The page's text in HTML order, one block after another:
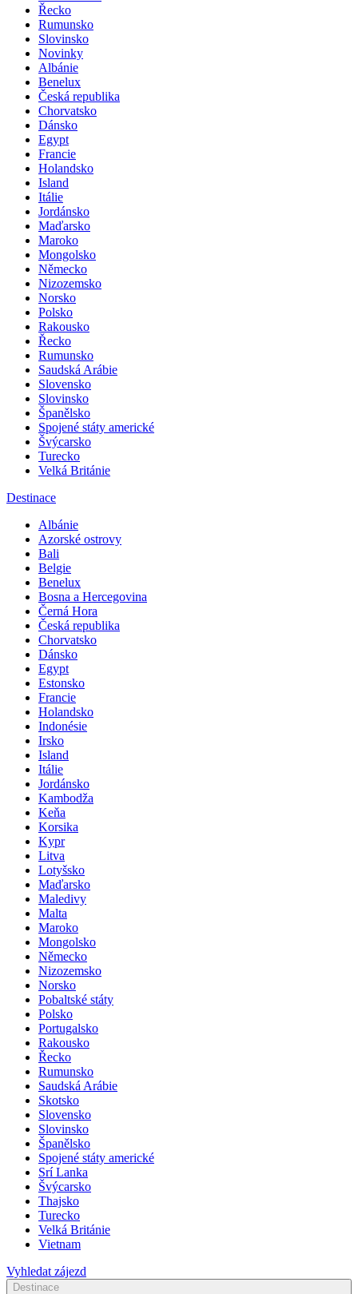
Řecko
Rumunsko
Slovinsko
Novinky
Albánie
Benelux
Česká republika
Chorvatsko
Dánsko
Egypt
Francie
Holandsko
Island
Itálie
Jordánsko
Maďarsko
Maroko
Mongolsko
Německo
Nizozemsko
Norsko
Polsko
Rakousko
Řecko
Rumunsko
Saudská Arábie
Slovensko
Slovinsko
Španělsko
Spojené státy americké
Švýcarsko
Turecko
Velká Británie
Destinace
Albánie
Azorské ostrovy
Bali
Belgie
Benelux
Bosna a Hercegovina
Černá Hora
Česká republika
Chorvatsko
Dánsko
Egypt
Estonsko
Francie
Holandsko
Indonésie
Irsko
Island
Itálie
Jordánsko
Kambodža
Keňa
Korsika
Kypr
Litva
Lotyšsko
Maďarsko
Maledivy
Malta
Maroko
Mongolsko
Německo
Nizozemsko
Norsko
Pobaltské státy
Polsko
Portugalsko
Rakousko
Řecko
Rumunsko
Saudská Arábie
Skotsko
Slovensko
Slovinsko
Španělsko
Spojené státy americké
Srí Lanka
Švýcarsko
Thajsko
Turecko
Velká Británie
Vietnam
Vyhledat zájezd
Destinace